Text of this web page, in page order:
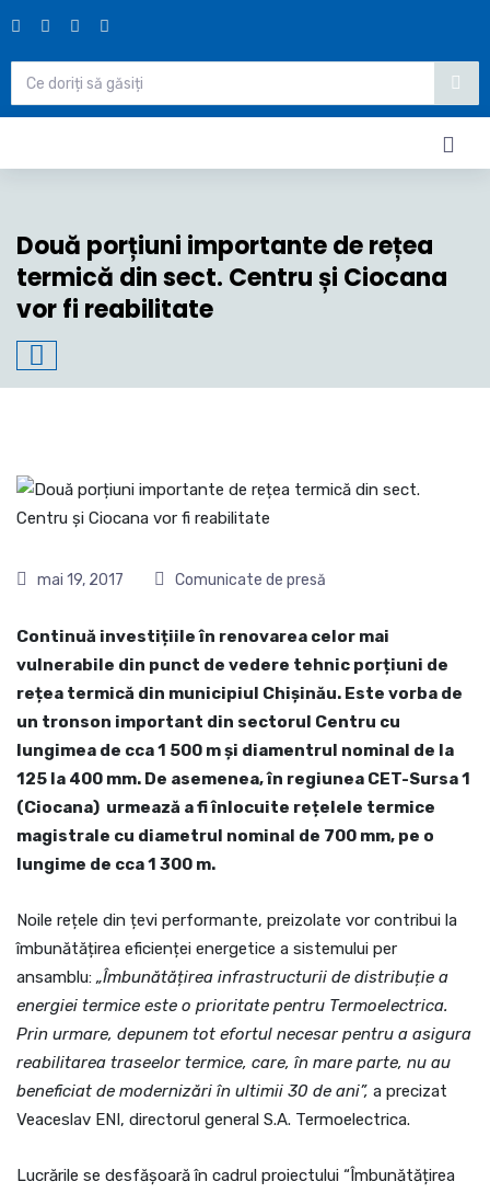
Două porțiuni importante de rețea
termică din sect. Centru și Ciocana
vor fi reabilitate
mai 19, 2017 Comunicate de presă
Continuă investițiile în renovarea celor mai
vulnerabile din punct de vedere tehnic porțiuni de
rețea termică din municipiul Chișinău. Este vorba de
un tronson important din sectorul Centru cu
lungimea de cca 1 500 m și diamentrul nominal de la
125 la 400 mm. De asemenea, în regiunea CET-Sursa 1
(Ciocana) urmează a fi înlocuite rețelele termice
magistrale cu diametrul nominal de 700 mm, pe o
lungime de cca 1 300 m.
Noile rețele din țevi performante, preizolate vor contribui la
îmbunătățirea eficienței energetice a sistemului per
ansamblu: „Îmbunătățirea infrastructurii de distribuție a
energiei termice este o prioritate pentru Termoelectrica.
Prin urmare, depunem tot efortul necesar pentru a asigura
reabilitarea traseelor termice, care, în mare parte, nu au
beneficiat de modernizări în ultimii 30 de ani”, a precizat
Veaceslav ENI, directorul general S.A. Termoelectrica.
Lucrările se desfășoară în cadrul proiectului “Îmbunătățirea